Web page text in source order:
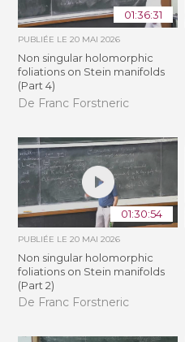
01:36:31
PUBLIÉE LE20 MAI 2026
Non singular holomorphic
foliations on Stein manifolds
(Part 4)
De Franc Forstneric
01:30:54
PUBLIÉE LE20 MAI 2026
Non singular holomorphic
foliations on Stein manifolds
(Part 2)
De Franc Forstneric